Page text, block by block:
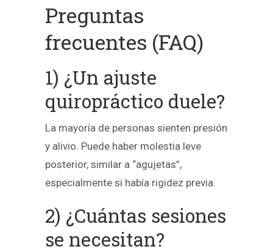
Preguntas
frecuentes (FAQ)
1) ¿Un ajuste
quiropráctico duele?
La mayoría de personas sienten presión
y alivio. Puede haber molestia leve
posterior, similar a “agujetas”,
especialmente si había rigidez previa.
2) ¿Cuántas sesiones
se necesitan?